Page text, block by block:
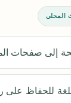
المحلي
إلى صفحات
للحفاظ على